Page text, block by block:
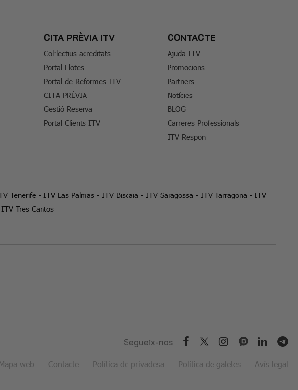
CITA PRÈVIA ITV
Col·lectius acreditats
Portal Flotes
Portal de Reformes ITV
CITA PRÈVIA
Gestió Reserva
Portal Clients ITV
CONTACTE
Ajuda ITV
Promocions
Partners
Notícies
BLOG
Carreres Professionals
ITV Respon
Tenerife - ITV Las Palmas - ITV Biscaia - ITV Saragossa - ITV Tarragona - ITV
ITV Tres Cantos
Segueix-nos
Mapa web Contacte Política de privadesa Política de galetes Avís legal